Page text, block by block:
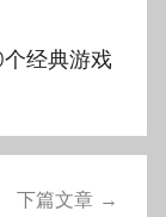
经典游戏
下篇文章